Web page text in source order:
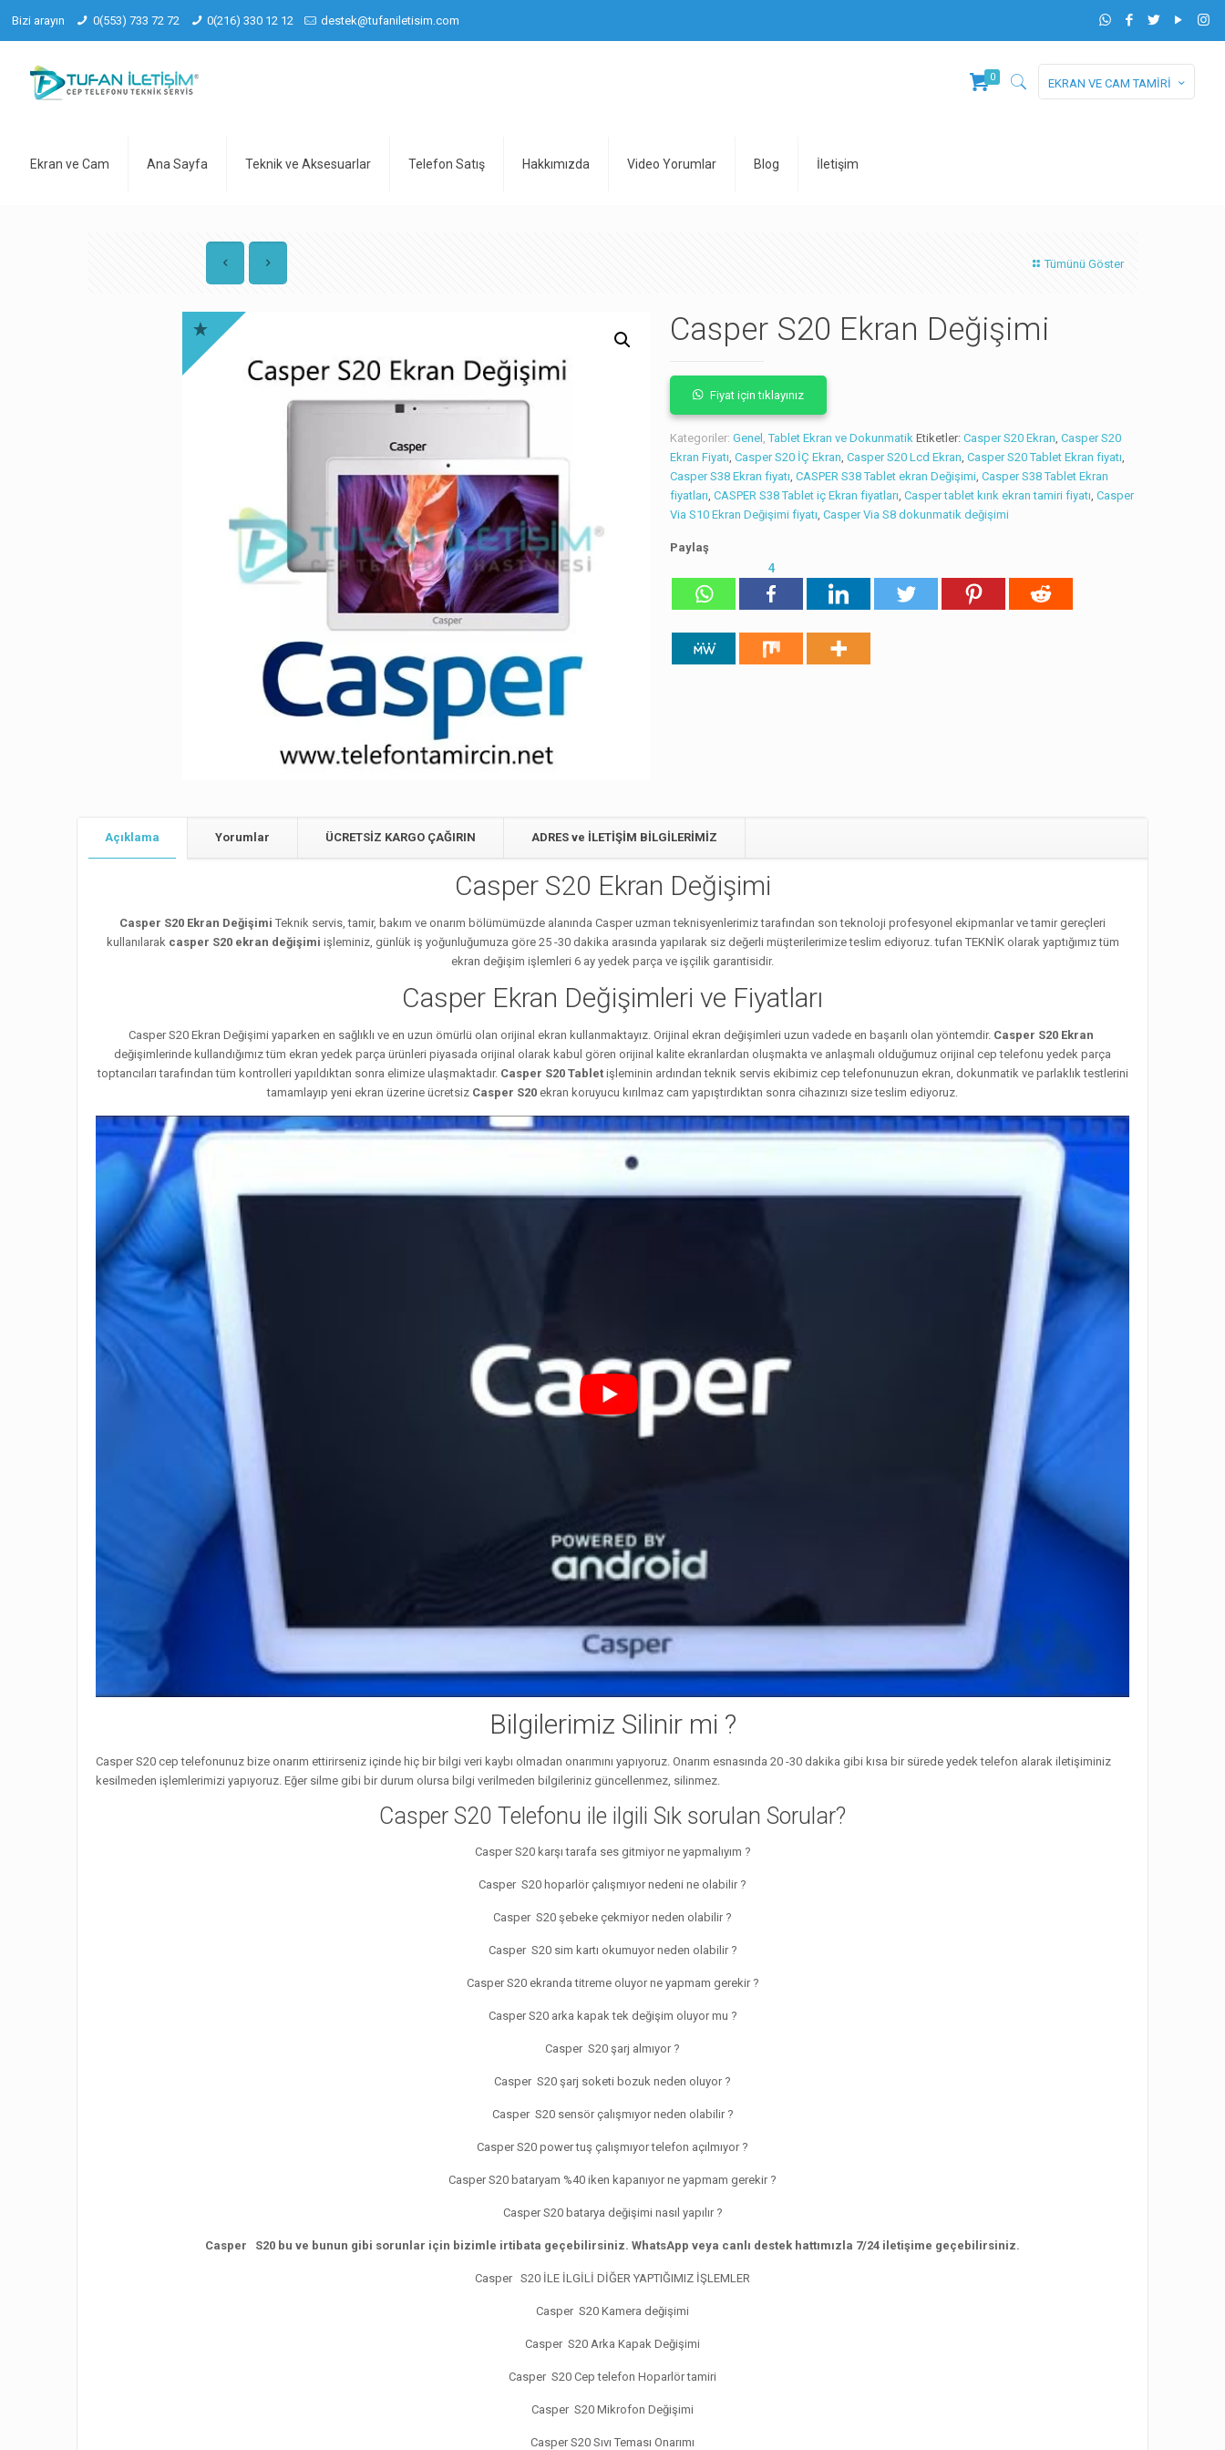
Bizi arayın 0(553) 733 72 72 0(216) 330 12 12 destek@tufaniletisim.com
Ekran ve Cam Ana Sayfa Teknik ve Aksesuarlar Telefon Satış Hakkımızda Video Yorumlar Blog İletişim
0 EKRAN VE CAM TAMİRİ
Tümünü Göster
Casper S20 Ekran Değişimi
Fiyat için tıklayınız
Kategoriler:Genel ,Tablet Ekran ve Dokunmatik Etiketler:Casper S20 Ekran,Casper S20
Ekran Fiyatı,Casper S20 İÇ Ekran,Casper S20 Lcd Ekran,Casper S20 Tablet Ekran fiyatı,
Casper S38 Ekran fiyatı,CASPER S38 Tablet ekran Değişimi,Casper S38 Tablet Ekran
fiyatları,CASPER S38 Tablet iç Ekran fiyatları,Casper tablet kırık ekran tamiri fiyatı,Casper
Via S10 Ekran Değişimi fiyatı,Casper Via S8 dokunmatik değişimi
Paylaş
4
Açıklama Yorumlar ÜCRETSİZ KARGO ÇAĞIRIN ADRES ve İLETİŞİM BİLGİLERİMİZ
Casper S20 Ekran Değişimi
Casper S20 Ekran Değişimi Teknik servis, tamir, bakım ve onarım bölümümüzde alanında Casper uzman teknisyenlerimiz tarafından son teknoloji profesyonel ekipmanlar ve tamir gereçleri
kullanılarak casper S20 ekran değişimi işleminiz, günlük iş yoğunluğumuza göre 25 -30 dakika arasında yapılarak siz değerli müşterilerimize teslim ediyoruz. tufan TEKNİK olarak yaptığımız tüm
ekran değişim işlemleri 6 ay yedek parça ve işçilik garantisidir.
Casper Ekran Değişimleri ve Fiyatları
Casper S20 Ekran Değişimi yaparken en sağlıklı ve en uzun ömürlü olan orijinal ekran kullanmaktayız. Orijinal ekran değişimleri uzun vadede en başarılı olan yöntemdir. Casper S20 Ekran
değişimlerinde kullandığımız tüm ekran yedek parça ürünleri piyasada orijinal olarak kabul gören orijinal kalite ekranlardan oluşmakta ve anlaşmalı olduğumuz orijinal cep telefonu yedek parça
toptancıları tarafından tüm kontrolleri yapıldıktan sonra elimize ulaşmaktadır. Casper S20 Tabletişleminin ardından teknik servis ekibimiz cep telefonunuzun ekran, dokunmatik ve parlaklık testlerini
tamamlayıp yeni ekran üzerine ücretsiz Casper S20 ekran koruyucu kırılmaz cam yapıştırdıktan sonra cihazınızı size teslim ediyoruz.
Bilgilerimiz Silinir mi ?
Casper S20 cep telefonunuz bize onarım ettirirseniz içinde hiç bir bilgi veri kaybı olmadan onarımını yapıyoruz. Onarım esnasında 20 -30 dakika gibi kısa bir sürede yedek telefon alarak iletişiminiz
kesilmeden işlemlerimizi yapıyoruz. Eğer silme gibi bir durum olursa bilgi verilmeden bilgileriniz güncellenmez, silinmez.
Casper S20 Telefonu ile ilgili Sık sorulan Sorular?
Casper S20 karşı tarafa ses gitmiyor ne yapmalıyım ?
Casper S20 hoparlör çalışmıyor nedeni ne olabilir ?
Casper S20 şebeke çekmiyor neden olabilir ?
Casper S20 sim kartı okumuyor neden olabilir ?
Casper S20 ekranda titreme oluyor ne yapmam gerekir ?
Casper S20 arka kapak tek değişim oluyor mu ?
Casper S20 şarj almıyor ?
Casper S20 şarj soketi bozuk neden oluyor ?
Casper S20 sensör çalışmıyor neden olabilir ?
Casper S20 power tuş çalışmıyor telefon açılmıyor ?
Casper S20 bataryam %40 iken kapanıyor ne yapmam gerekir ?
Casper S20 batarya değişimi nasıl yapılır ?
Casper S20 bu ve bunun gibi sorunlar için bizimle irtibata geçebilirsiniz. WhatsApp veya canlı destek hattımızla 7/24 iletişime geçebilirsiniz.
Casper S20 İLE İLGİLİ DİĞER YAPTIĞIMIZ İŞLEMLER
Casper S20 Kamera değişimi
Casper S20 Arka Kapak Değişimi
Casper S20 Cep telefon Hoparlör tamiri
Casper S20 Mikrofon Değişimi
Casper S20 Sıvı Teması Onarımı